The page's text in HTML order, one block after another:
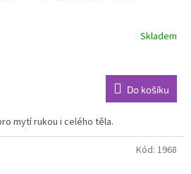
Skladem
Do košíku
mytí rukou i celého těla.
Kód: 1968